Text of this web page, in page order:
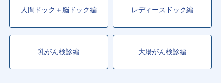
人間ドック＋脳ドック編 レディースドック編
乳がん検診編 大腸がん検診編